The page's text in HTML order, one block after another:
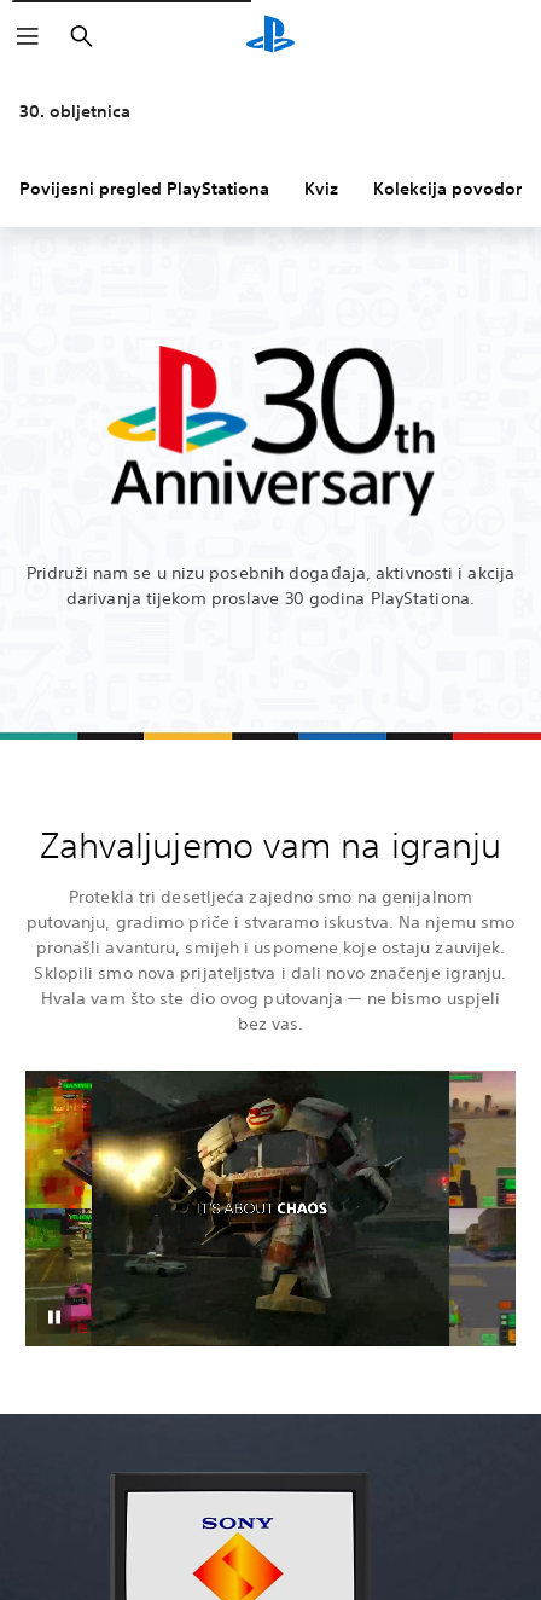
Pretraži
30. obljetnica
Povijesni pregled PlayStationa Kviz Kolekcija povodom
Pridruži nam se u nizu posebnih događaja, aktivnosti i akcija
darivanja tijekom proslave 30 godina PlayStationa.
Zahvaljujemo vam na igranju
Protekla tri desetljeća zajedno smo na genijalnom
putovanju, gradimo priče i stvaramo iskustva. Na njemu smo
pronašli avanturu, smijeh i uspomene koje ostaju zauvijek.
Sklopili smo nova prijateljstva i dali novo značenje igranju.
Hvala vam što ste dio ovog putovanja — ne bismo uspjeli
bez vas.